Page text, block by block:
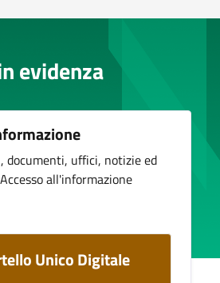
evidenza
documenti, uffici, notizie ed
all'informazione
Unico Digitale